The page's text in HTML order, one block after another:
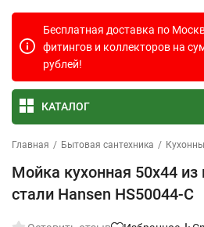
Бесплатная доставка по
фитингов и коллекторов на
рублей!
КАТАЛОГ
Главная / Бытовая сантехника /
Мойка кухонная 50х44
стали Hansen HS50044-C